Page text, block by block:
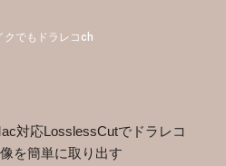
対応LosslessCutでドラレコ
を簡単に取り出す